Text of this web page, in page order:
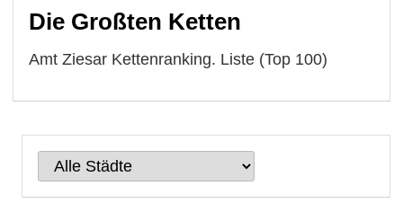
Die Großten Ketten
Amt Ziesar Kettenranking. Liste (Top 100)